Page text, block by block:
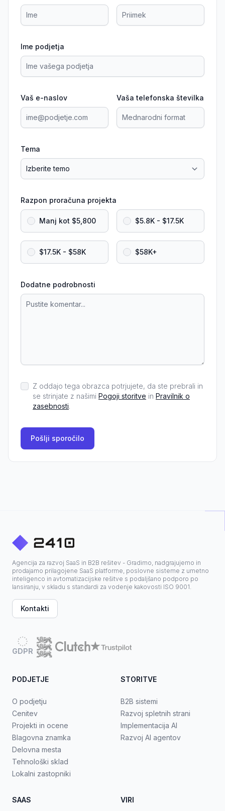
Ime podjetja
Vaš e-naslov Vaša telefonska številka
Tema
Razpon proračuna projekta
Manj kot $5,800 $5.8K - $17.5K
$17.5K - $58K $58K+
Dodatne podrobnosti
Z oddajo tega obrazca potrjujete, da ste prebrali in
se strinjate z našimi Pogoji storitve in Pravilnik o
zasebnosti.
Pošlji sporočilo
Agencija za razvoj SaaS in B2B rešitev - Gradimo, nadgrajujemo in
prodajamo prilagojene SaaS platforme, poslovne sisteme z umetno
inteligenco in avtomatizacijske rešitve s podaljšano podporo po
lansiranju, v skladu s standardi za vodenje kakovosti ISO 9001.
Kontakti
GDPR
PODJETJE
O podjetju
Cenitev
Projekti in ocene
Blagovna znamka
Delovna mesta
Tehnološki sklad
Lokalni zastopniki
STORITVE
B2B sistemi
Razvoj spletnih strani
Implementacija AI
Razvoj AI agentov
SAAS VIRI